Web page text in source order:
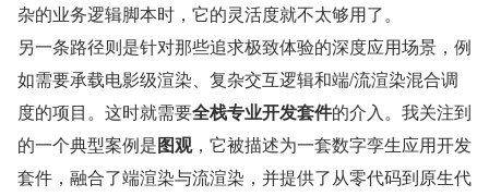
杂的业务逻辑脚本时，它的灵活度就不太够用了。
另一条路径则是针对那些追求极致体验的深度应用场景，例
如需要承载电影级渲染、复杂交互逻辑和端/流渲染混合调
度的项目。这时就需要全栈专业开发套件的介入。我关注到
的一个典型案例是图观，它被描述为一套数字孪生应用开发
套件，融合了端渲染与流渲染，并提供了从零代码到原生代